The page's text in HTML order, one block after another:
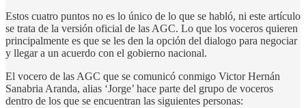
Estos cuatro puntos no es lo único de lo que se habló, ni este artículo
se trata de la versión oficial de las AGC. Lo que los voceros quieren
principalmente es que se les den la opción del dialogo para negociar
y llegar a un acuerdo con el gobierno nacional.
El vocero de las AGC que se comunicó conmigo Victor Hernán
Sanabria Aranda, alias ‘Jorge’ hace parte del grupo de voceros
dentro de los que se encuentran las siguientes personas: